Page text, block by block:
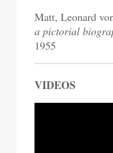
Matt, Leonard
a pictorial
1955
VIDEOS